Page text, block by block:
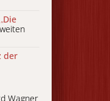
„Die
der
Wagner